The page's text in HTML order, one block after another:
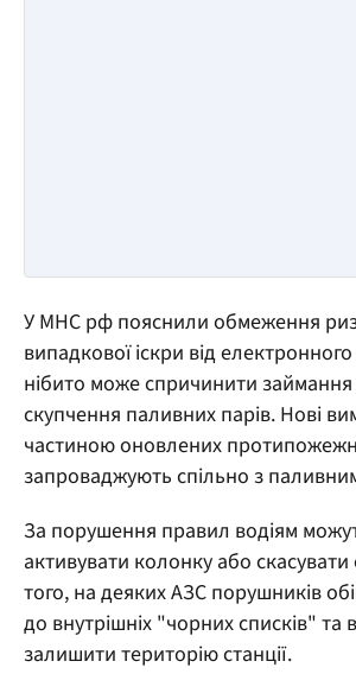
У МНС рф пояснили обмеження
випадкової іскри від
нібито може спричинити займання
скупчення паливних парів. Нові
частиною оновлених
запроваджують спільно з
За порушення правил водіям
активувати колонку або скасувати
того, на деяких АЗС порушників
до внутрішніх "чорних списків" та
залишити територію станції.